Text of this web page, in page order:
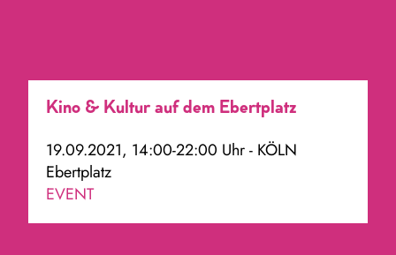
Kino & Kultur auf dem Ebertplatz
19.09.2021, 14:00-22:00 Uhr - KÖLN
Ebertplatz
EVENT